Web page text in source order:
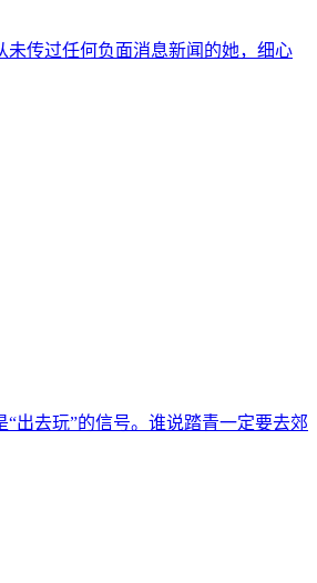
未传过任何负面消息新闻的她，细心
出去玩”的信号。谁说踏青一定要去郊